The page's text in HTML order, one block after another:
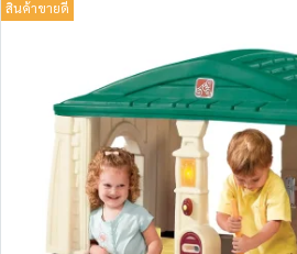
สินค้าขายดี